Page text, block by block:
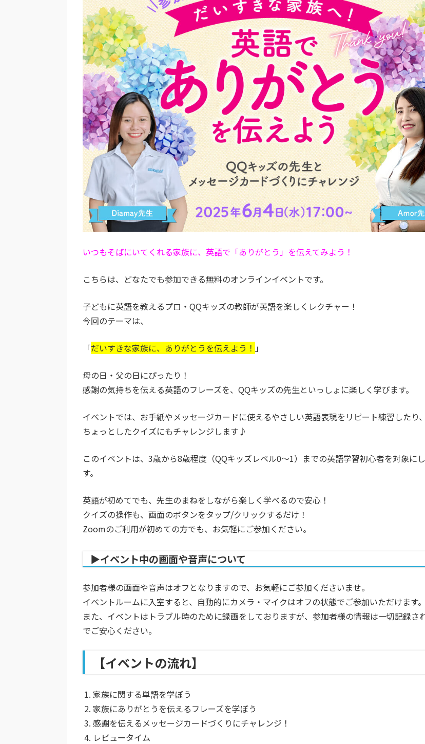
いつもそばにいてくれる家族に、英語で「ありがとう」を伝えてみよう！
こちらは、どなたでも参加できる無料のオンラインイベントです。
子どもに英語を教えるプロ・QQキッズの教師が英語を楽しくレクチャー！
今回のテーマは、
「だいすきな家族に、ありがとうを伝えよう！ 」
母の日・父の日にぴったり！
感謝の気持ちを伝える英語のフレーズを、QQキッズの先生といっしょに楽しく学びます。
イベントでは、お手紙やメッセージカードに使えるやさしい英語表現をリピート練習したり、
ちょっとしたクイズにもチャレンジします♪
このイベントは、3歳から8歳程度（QQキッズレベル0〜1）までの英語学習初心者を対象に
す。
英語が初めてでも、先生のまねをしながら楽しく学べるので安心！
クイズの操作も、画面のボタンをタップ/クリックするだけ！
Zoomのご利用が初めての方でも、お気軽にご参加ください。
▶︎イベント中の画面や音声について
参加者様の画面や音声はオフとなりますので、お気軽にご参加くださいませ。
イベントルームに入室すると、自動的にカメラ・マイクはオフの状態でご参加いただけます。
また、イベントはトラブル時のために録画をしておりますが、参加者様の情報は一切記録さ
でご安心ください。
【イベントの流れ】
家族に関する単語を学ぼう
家族にありがとうを伝えるフレーズを学ぼう
感謝を伝えるメッセージカードづくりにチャレンジ！
レビュータイム